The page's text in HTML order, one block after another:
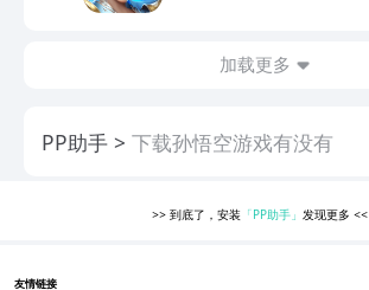
加载更多
PP助手 下载孙悟空游戏有没有
>> 到底了，安装 「PP助手」 发现更多<<
友情链接